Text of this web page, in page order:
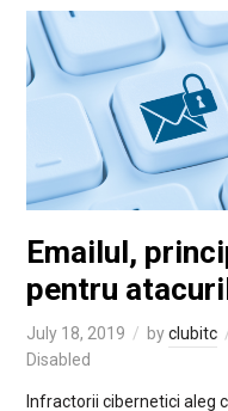
Emailul,
pentru
July 18, 2019 byclubitc
Disabled
Infractorii cibernetici aleg